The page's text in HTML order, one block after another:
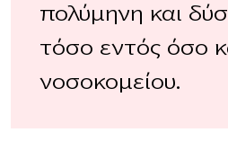
πολύμηνη και
τόσο εντός όσο
νοσοκομείου.